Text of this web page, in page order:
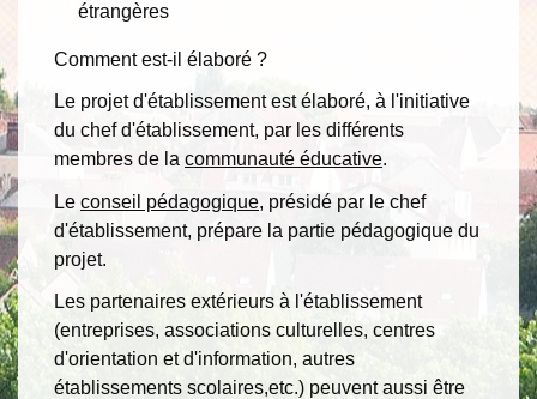
étrangères
Comment est-il élaboré ?
Le projet d'établissement est élaboré, à l'initiative
du chef d'établissement, par les différents
membres de la communauté éducative.
Le conseil pédagogique, présidé par le chef
d'établissement, prépare la partie pédagogique du
projet.
Les partenaires extérieurs à l'établissement
(entreprises, associations culturelles, centres
d'orientation et d'information, autres
établissements scolaires,etc.) peuvent aussi être